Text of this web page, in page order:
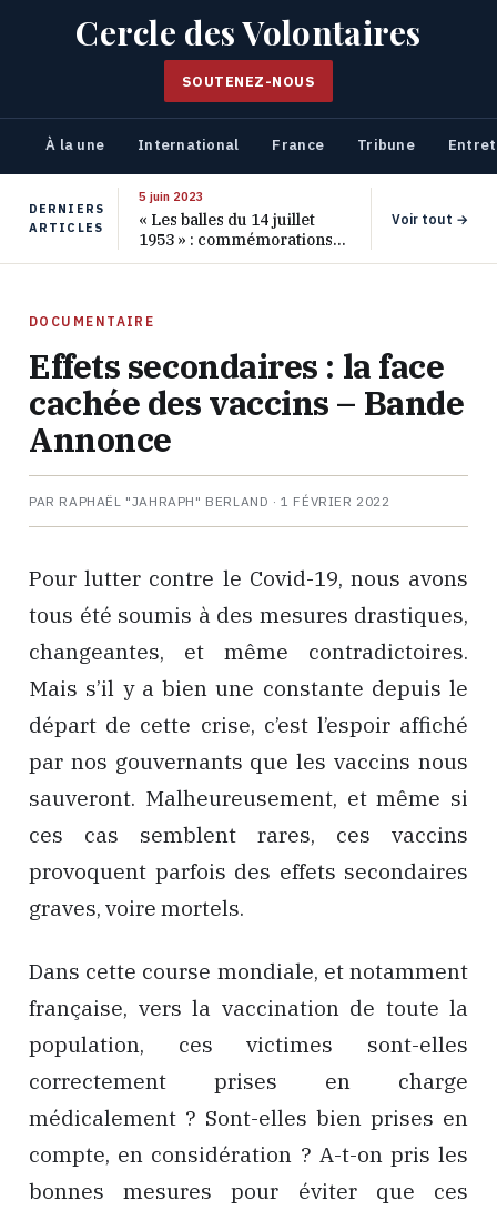
Cercle des Volontaires
SOUTENEZ-NOUS
À la une International France Tribune
DERNIERS
ARTICLES
5 juin 2023
« Les balles du 14 juillet
1953 » : commémorations
pour les 70 ans de ce
Voir tout →
DOCUMENTAIRE
Effets secondaires : la face
cachée des vaccins – Bande
Annonce
PAR RAPHAËL "JAHRAPH" BERLAND ·1 FÉVRIER 2022
Pour lutter contre le Covid-19, nous avons
tous été soumis à des mesures drastiques,
changeantes, et même contradictoires.
Mais s’il y a bien une constante depuis le
départ de cette crise, c’est l’espoir affiché
par nos gouvernants que les vaccins nous
sauveront. Malheureusement, et même si
ces cas semblent rares, ces vaccins
provoquent parfois des effets secondaires
graves, voire mortels.
Dans cette course mondiale, et notamment
française, vers la vaccination de toute la
population, ces victimes sont-elles
correctement prises en charge
médicalement ? Sont-elles bien prises en
compte, en considération ? A-t-on pris les
bonnes mesures pour éviter que ces